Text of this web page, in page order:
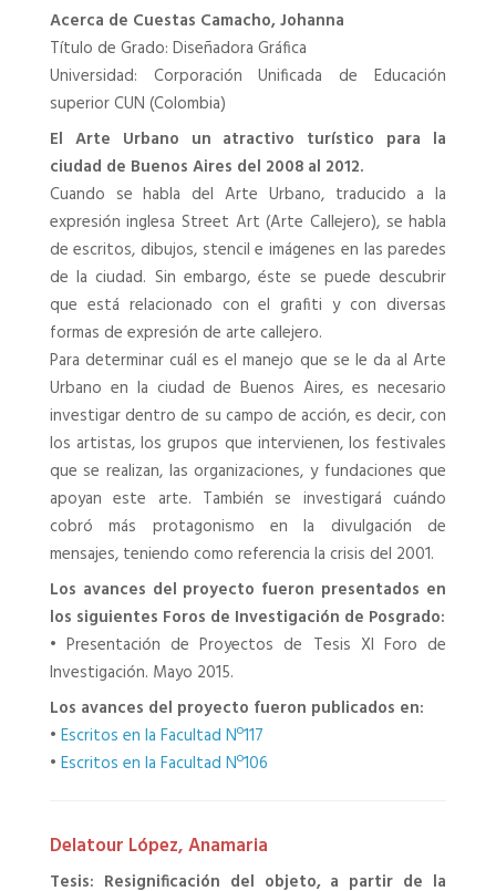
Acerca de Cuestas Camacho, Johanna
Título de Grado: Diseñadora Gráfica
Universidad: Corporación Unificada de Educación
superior CUN (Colombia)
El Arte Urbano un atractivo turístico para la
ciudad de Buenos Aires del 2008 al 2012.
Cuando se habla del Arte Urbano, traducido a la
expresión inglesa Street Art (Arte Callejero), se habla
de escritos, dibujos, stencil e imágenes en las paredes
de la ciudad. Sin embargo, éste se puede descubrir
que está relacionado con el grafiti y con diversas
formas de expresión de arte callejero.
Para determinar cuál es el manejo que se le da al Arte
Urbano en la ciudad de Buenos Aires, es necesario
investigar dentro de su campo de acción, es decir, con
los artistas, los grupos que intervienen, los festivales
que se realizan, las organizaciones, y fundaciones que
apoyan este arte. También se investigará cuándo
cobró más protagonismo en la divulgación de
mensajes, teniendo como referencia la crisis del 2001.
Los avances del proyecto fueron presentados en
los siguientes Foros de Investigación de Posgrado:
• Presentación de Proyectos de Tesis XI Foro de
Investigación. Mayo 2015.
Los avances del proyecto fueron publicados en:
• Escritos en la Facultad Nº117
• Escritos en la Facultad Nº106
Delatour López, Anamaria
Tesis: Resignificación del objeto, a partir de la